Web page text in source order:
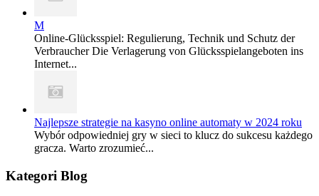
M
Online-Glücksspiel: Regulierung, Technik und Schutz der
Verbraucher Die Verlagerung von Glücksspielangeboten ins
Internet...
Najlepsze strategie na kasyno online automaty w 2024 roku
Wybór odpowiedniej gry w sieci to klucz do sukcesu każdego
gracza. Warto zrozumieć...
Kategori Blog